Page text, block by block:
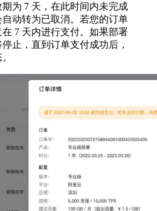
为 7 天，在此时间内未完成
动转为已取消。若您的订单
7 天内进行支付。如果部署
止，直到订单支付成功后，